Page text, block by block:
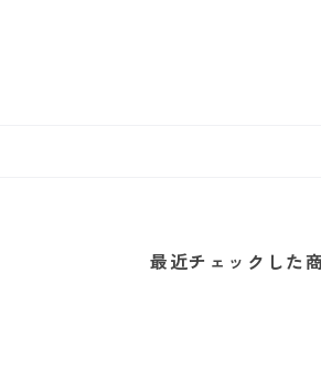
最近チェックした